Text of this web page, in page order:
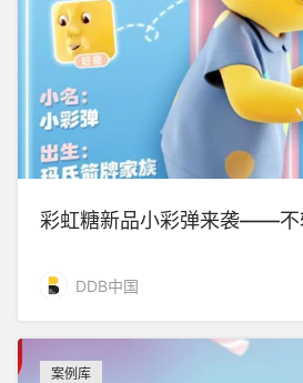
彩虹糖新品小彩弹来袭——不
DDB中国
案例库